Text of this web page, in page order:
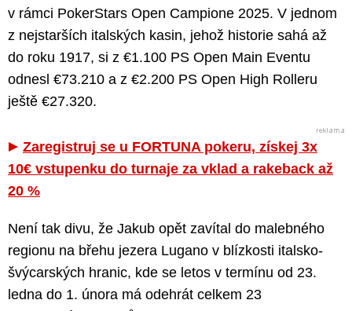
v rámci PokerStars Open Campione 2025. V jednom
z nejstarších italských kasin, jehož historie sahá až
do roku 1917, si z €1.100 PS Open Main Eventu
odnesl €73.210 a z €2.200 PS Open High Rolleru
ještě €27.320.
Zaregistruj se u FORTUNA pokeru, získej 3x
10€ vstupenku do turnaje za vklad a rakeback až
20 %
Není tak divu, že Jakub opět zavítal do malebného
regionu na břehu jezera Lugano v blízkosti italsko-
švýcarských hranic, kde se letos v termínu od 23.
ledna do 1. února má odehrát celkem 23